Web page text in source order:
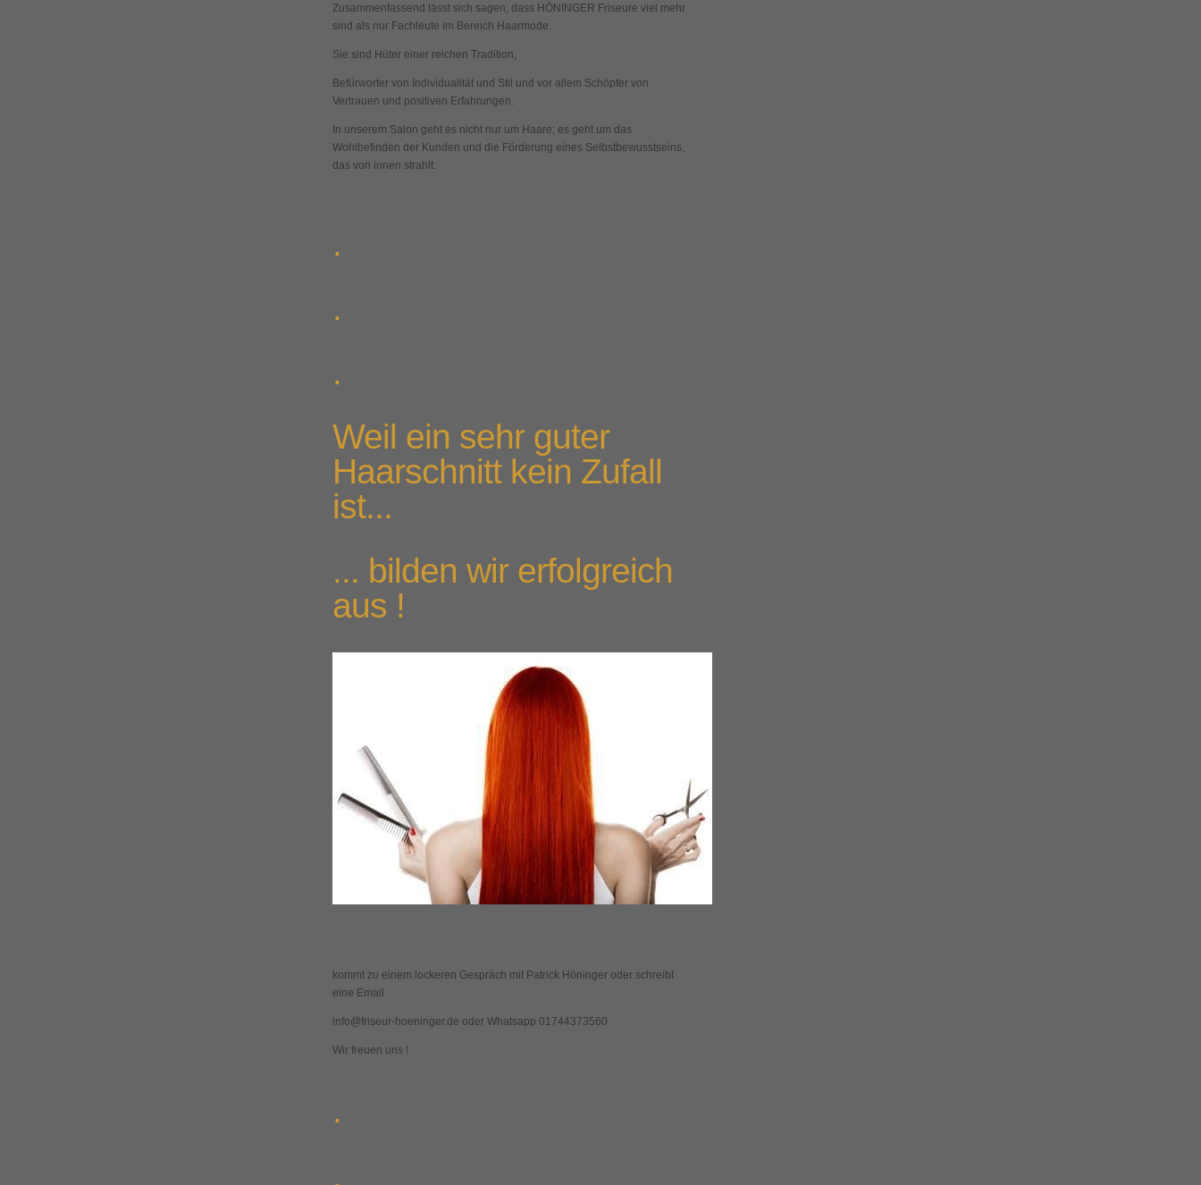
Zusammenfassend lässt sich sagen, dass HÖNINGER Friseure viel mehr
sind als nur Fachleute im Bereich Haarmode.
Sie sind Hüter einer reichen Tradition,
Befürworter von Individualität und Stil und vor allem Schöpfer von
Vertrauen und positiven Erfahrungen.
In unserem Salon geht es nicht nur um Haare; es geht um das
Wohlbefinden der Kunden und die Förderung eines Selbstbewusstseins,
das von innen strahlt.
.
.
.
Weil ein sehr guter
Haarschnitt kein Zufall
ist...
... bilden wir erfolgreich
aus !
kommt zu einem lockeren Gespräch mit Patrick Höninger oder schreibt
eine Email
info@friseur-hoeninger.de oder Whatsapp 01744373560
Wir freuen uns !
.
.